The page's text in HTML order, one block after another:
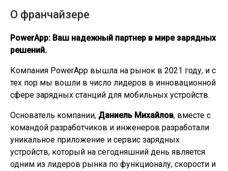
О франчайзере
PowerApp: Ваш надежный партнер в мире зарядных
решений.
Компания PowerApp вышла на рынок в 2021 году, и с
тех пор мы вошли в число лидеров в инновационной
сфере зарядных станций для мобильных устройств.
Основатель компании, Даниель Михайлов, вместе с
командой разработчиков и инженеров разработали
уникальное приложение и сервис зарядных
устройств, который на сегодняшний день является
одним из лидеров рынка по функционалу, скорости и